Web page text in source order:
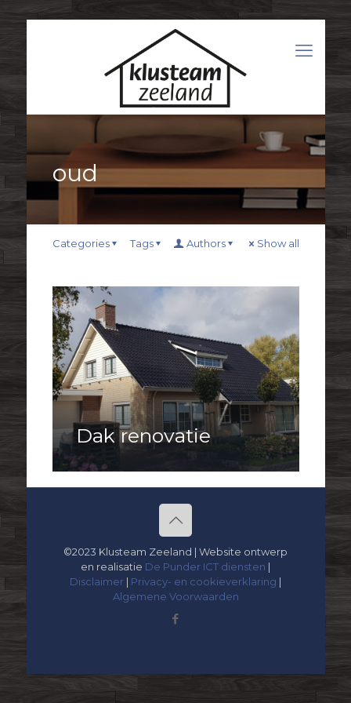
oud
Categories Tags Authors Show all
Dak renovatie
©2023 Klusteam Zeeland | Website ontwerp
en realisatie De Punder ICT diensten |
Disclaimer | Privacy- en cookieverklaring |
Algemene Voorwaarden